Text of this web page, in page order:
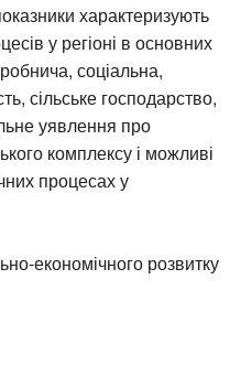
характеризують
у регіоні в основних
соціальна,
сільське господарство,
уявлення про
комплексу і можливі
процесах у
економічного розвитку